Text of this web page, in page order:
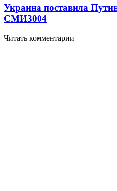
Украина поставила
СМИ3004
Читать комментарии